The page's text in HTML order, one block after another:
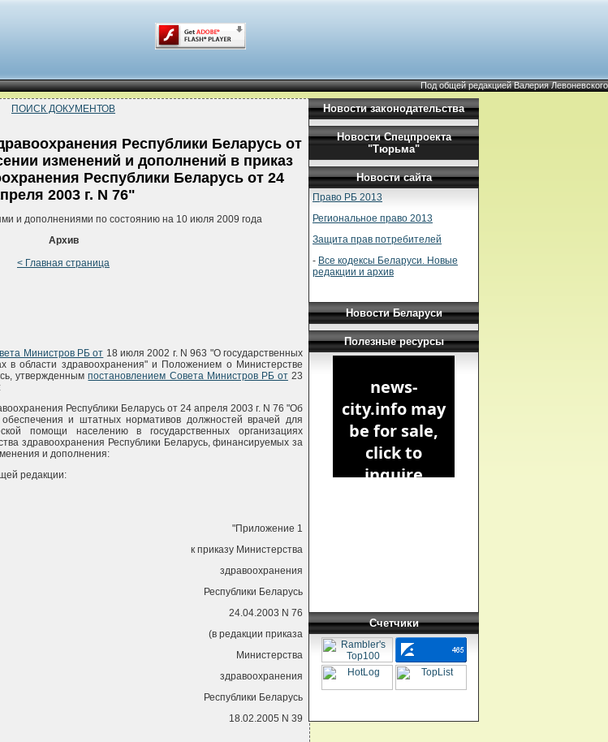
Под общей редакцией Валерия Левоневского
ПОИСК ДОКУМЕНТОВ
Республики Беларусь от
изменений и дополнений в приказ
Республики Беларусь от 24
2003 г. N 76"
и дополнениями по состоянию на 10 июля 2009 года
Архив
< Главная страница
Министров РБ от 18 июля 2002 г. N 963 "О государственных
в области здравоохранения" и Положением о Министерстве
утвержденнымпостановлением Совета Министров РБ от23
Республики Беларусь от 24 апреля 2003 г. N 76 "Об
обеспечения и штатных нормативов должностей врачей для
помощи населению в государственных организациях
здравоохранения Республики Беларусь, финансируемых за
и дополнения:
редакции:
"Приложение 1
к приказу Министерства
здравоохранения
Республики Беларусь
24.04.2003 N 76
(в редакции приказа
Министерства
здравоохранения
Республики Беларусь
18.02.2005 N 39
Новости законодательства
Новости Спецпроекта
"Тюрьма"
Новости сайта
Право РБ 2013
Региональное право 2013
Защита прав потребителей
- Все кодексы Беларуси. Новые
редакции и архив
Новости Беларуси
Полезные ресурсы
Счетчики